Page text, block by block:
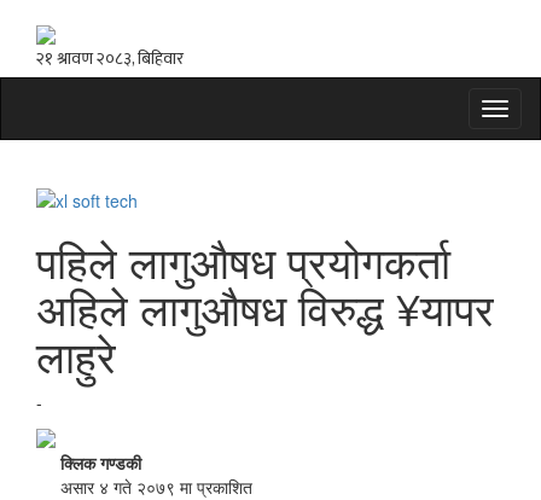
पहिले लागुऔषध प्रयोगकर्ता
अहिले लागुऔषध विरुद्ध ¥यापर
लाहुरे
-
क्लिक गण्डकी
असार ४ गते २०७९ मा प्रकाशित